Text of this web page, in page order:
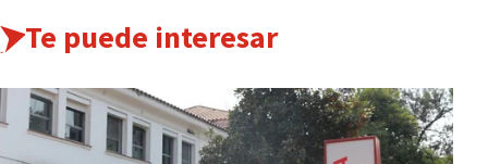
Te puede interesar